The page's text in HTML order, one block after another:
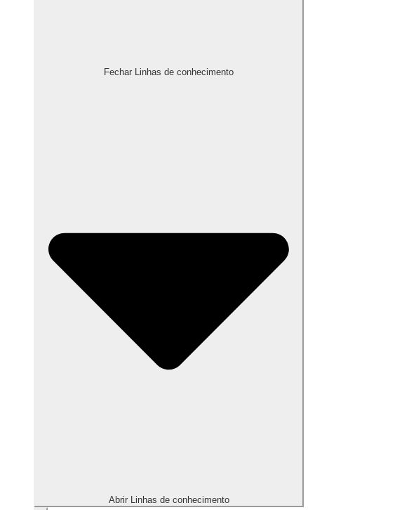
Fechar Linhas de conhecimento
Abrir Linhas de conhecimento